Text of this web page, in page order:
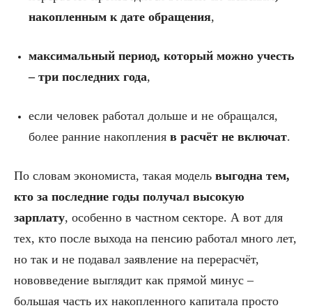
накопленным к дате обращения,
максимальный период, который можно учесть
– три последних года,
если человек работал дольше и не обращался,
более ранние накопления в расчёт не включат.
По словам экономиста, такая модель выгодна тем,
кто за последние годы получал высокую
зарплату, особенно в частном секторе. А вот для
тех, кто после выхода на пенсию работал много лет,
но так и не подавал заявление на перерасчёт,
нововведение выглядит как прямой минус –
большая часть их накопленного капитала просто